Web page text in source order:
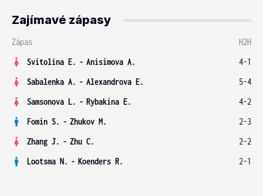
Zajímavé zápasy
Zápas
H2H
Svitolina E. - Anisimova A.
4-1
Sabalenka A. - Alexandrova E.
5-4
Samsonova L. - Rybakina E.
4-2
Fomin S. - Zhukov M.
2-3
Zhang J. - Zhu C.
2-2
Lootsma N. - Koenders R. 2-1